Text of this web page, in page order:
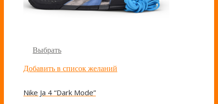
Выбрать
Добавить в список желаний
Nike Ja 4 “Dark Mode”